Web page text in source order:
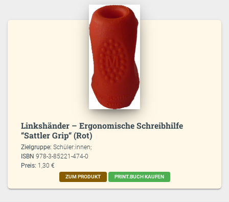
Linkshänder – Ergonomische Schreibhilfe
“Sattler Grip“ (Rot)
Zielgruppe:Schüler:innen;
ISBN978-3-85221-474-0
Preis: 1,30 €
ZUM PRODUKT PRINT.BUCH KAUFEN